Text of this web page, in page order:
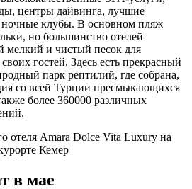
центры дайвинга, лучшие
ночные клубы. В основном пляж
но большинство отелей
мелкий и чистый песок для
гостей. Здесь есть прекрасный
парк рептилий, где собрана,
со всей Турции пресмыкающихся
более 360000 различных
в мае